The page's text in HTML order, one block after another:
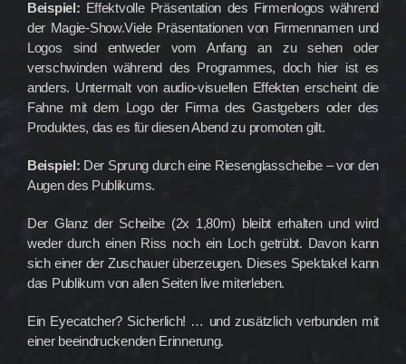
Beispiel: Effektvolle Präsentation des Firmenlogos während
der Magie-Show.Viele Präsentationen von Firmennamen und
Logos sind entweder vom Anfang an zu sehen oder
verschwinden während des Programmes, doch hier ist es
anders. Untermalt von audio-visuellen Effekten erscheint die
Fahne mit dem Logo der Firma des Gastgebers oder des
Produktes, das es für diesen Abend zu promoten gilt.
Beispiel: Der Sprung durch eine Riesenglasscheibe – vor den
Augen des Publikums.
Der Glanz der Scheibe (2x 1,80m) bleibt erhalten und wird
weder durch einen Riss noch ein Loch getrübt. Davon kann
sich einer der Zuschauer überzeugen. Dieses Spektakel kann
das Publikum von allen Seiten live miterleben.
Ein Eyecatcher? Sicherlich! … und zusätzlich verbunden mit
einer beeindruckenden Erinnerung.